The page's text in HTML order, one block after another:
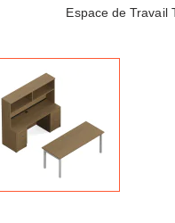
Espace de Travail